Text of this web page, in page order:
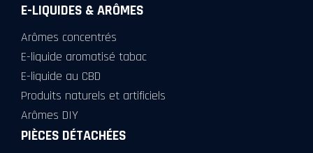
E-LIQUIDES & ARÔMES
Arômes concentrés
E-liquide aromatisé tabac
E-liquide au CBD
Produits naturels et artificiels
Arômes DIY
PIÈCES DÉTACHÉES